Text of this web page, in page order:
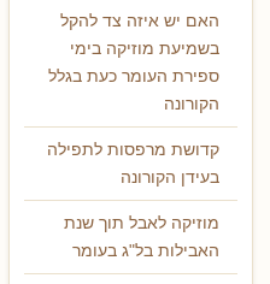
האם יש איזה צד להקל
בשמיעת מוזיקה בימי
ספירת העומר כעת בגלל
הקורונה
קדושת מרפסות לתפילה
בעידן הקורונה
מוזיקה לאבל תוך שנת
האבילות בל"ג בעומר